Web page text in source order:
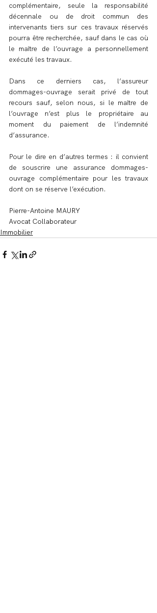
complémentaire, seule la responsabilité
décennale ou de droit commun des
intervenants tiers sur ces travaux réservés
pourra être recherchée, sauf dans le cas où
le maître de l’ouvrage a personnellement
exécuté les travaux.
Dans ce derniers cas, l’assureur
dommages-ouvrage serait privé de tout
recours sauf, selon nous, si le maître de
l’ouvrage n’est plus le propriétaire au
moment du paiement de l’indemnité
d’assurance.
Pour le dire en d’autres termes : il convient
de souscrire une assurance dommages-
ouvrage complémentaire pour les travaux
dont on se réserve l’exécution.
Pierre-Antoine MAURY
Avocat Collaborateur
Immobilier